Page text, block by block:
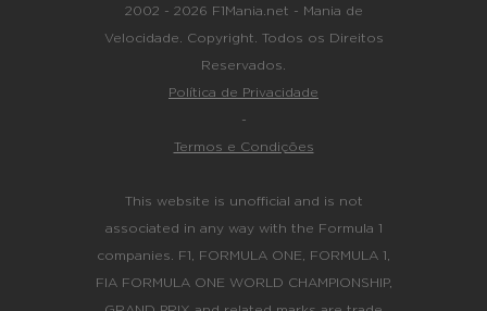
2002 - 2026 F1Mania.net - Mania de
Velocidade. Copyright. Todos os Direitos
Reservados.
Política de Privacidade
-
Termos e Condições
This website is unofficial and is not
associated in any way with the Formula 1
companies. F1, FORMULA ONE, FORMULA 1,
FIA FORMULA ONE WORLD CHAMPIONSHIP,